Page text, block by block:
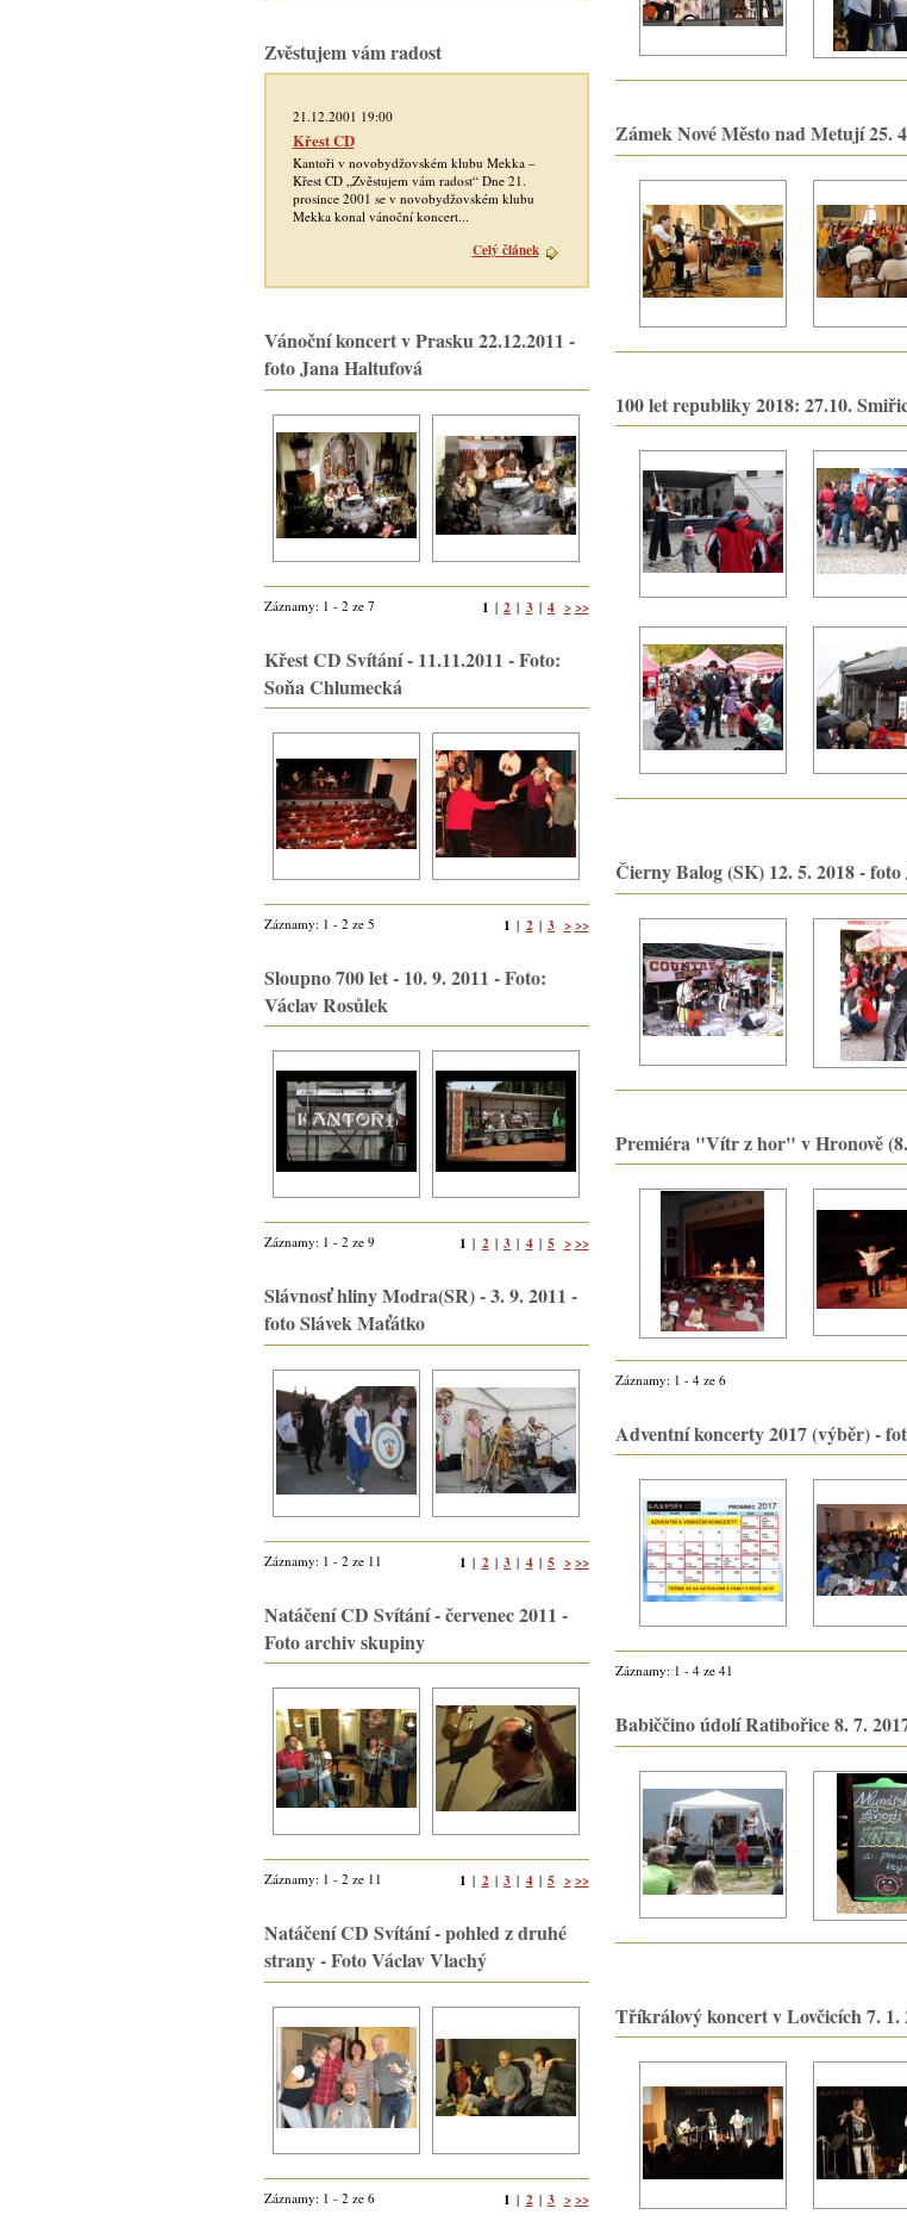
Zámek Nové Město nad Metují
100 let republiky 2018: 27.10.
Čierny Balog (SK) 12. 5. 2018 -
Premiéra "Vítr z hor" v Hronově
Záznamy: 1 - 4 ze 6
Adventní koncerty 2017 (výběr) -
Záznamy: 1 - 4 ze 41
Babiččino údolí Ratibořice 8. 7.
Tříkrálový koncert v Lovčicích 7.
Zvěstujem vám radost
21.12.2001 19:00
Křest CD
Kantoři v novobydžovském klubu Mekka –
Křest CD „Zvěstujem vám radost“ Dne 21.
prosince 2001 se v novobydžovském klubu
Mekka konal vánoční koncert...
Celý článek
Vánoční koncert v Prasku 22.12.2011 -
foto Jana Haltufová
Záznamy: 1 - 2 ze 7 1 | 2 | 3 | 4 > >>
Křest CD Svítání - 11.11.2011 - Foto:
Soňa Chlumecká
Záznamy: 1 - 2 ze 5 1 | 2 | 3 > >>
Sloupno 700 let - 10. 9. 2011 - Foto:
Václav Rosůlek
Záznamy: 1 - 2 ze 9 1 | 2 | 3 | 4 | 5 > >>
Slávnosť hliny Modra(SR) - 3. 9. 2011 -
foto Slávek Maťátko
Záznamy: 1 - 2 ze 11 1 | 2 | 3 | 4 | 5 > >>
Natáčení CD Svítání - červenec 2011 -
Foto archiv skupiny
Záznamy: 1 - 2 ze 11 1 | 2 | 3 | 4 | 5 > >>
Natáčení CD Svítání - pohled z druhé
strany - Foto Václav Vlachý
Záznamy: 1 - 2 ze 6 1 | 2 | 3 > >>